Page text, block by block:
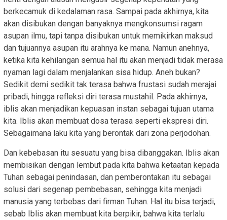
berkecamuk di kedalaman rasa. Sampai pada akhirnya, kita
akan disibukan dengan banyaknya mengkonsumsi ragam
asupan ilmu, tapi tanpa disibukan untuk memikirkan maksud
dan tujuannya asupan itu arahnya ke mana. Namun anehnya,
ketika kita kehilangan semua hal itu akan menjadi tidak merasa
nyaman lagi dalam menjalankan sisa hidup. Aneh bukan?
Sedikit demi sedikit tak terasa bahwa frustasi sudah merajai
pribadi, hingga refleksi diri terasa mustahil. Pada akhirnya,
iblis akan menjadikan kepuasan instan sebagai tujuan utama
kita. Iblis akan membuat dosa terasa seperti ekspresi diri.
Sebagaimana laku kita yang berontak dari zona perjodohan.
Dan kebebasan itu sesuatu yang bisa dibanggakan. Iblis akan
membisikan dengan lembut pada kita bahwa ketaatan kepada
Tuhan sebagai penindasan, dan pemberontakan itu sebagai
solusi dari segenap pembebasan, sehingga kita menjadi
manusia yang terbebas dari firman Tuhan. Hal itu bisa terjadi,
sebab Iblis akan membuat kita berpikir, bahwa kita terlalu